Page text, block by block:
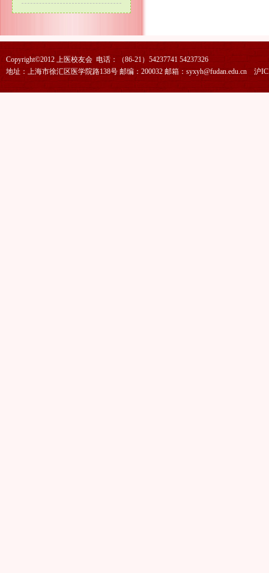
Copyright©2012 上医校友会 电话：（86-21）54237741 54237326
地址：上海市徐汇区医学院路138号 邮编：200032 邮箱：syxyh@fudan.edu.cn 沪